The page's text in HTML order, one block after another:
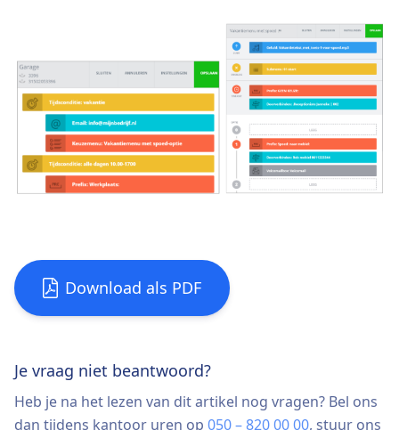
Download als PDF
Je vraag niet beantwoord?
Heb je na het lezen van dit artikel nog vragen? Bel ons
dan tijdens kantoor uren op 050 – 820 00 00, stuur ons